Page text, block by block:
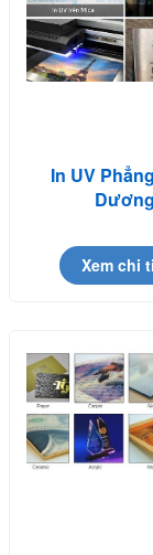
In UV
Dương
Xem chi